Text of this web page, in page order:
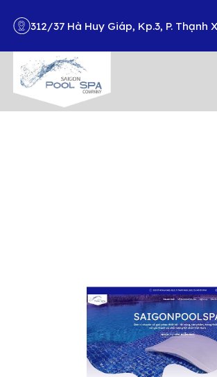
312/37 Hà Huy Giáp, Kp.3, P. Thạnh